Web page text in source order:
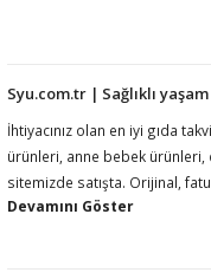
Syu.com.tr | Sağlıklı
İhtiyacınız olan en iyi gıda
ürünleri, anne bebek
sitemizde satışta. Orijinal,
açıklamalarında ilgili mevzuat